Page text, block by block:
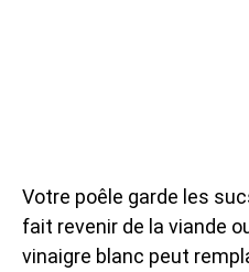
Votre poêle garde les
fait revenir de la viande
vinaigre blanc peut